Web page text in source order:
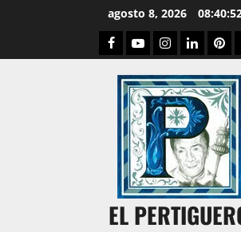
agosto 8, 2026
Facebook
YoutubeInstagram
Linked
EL